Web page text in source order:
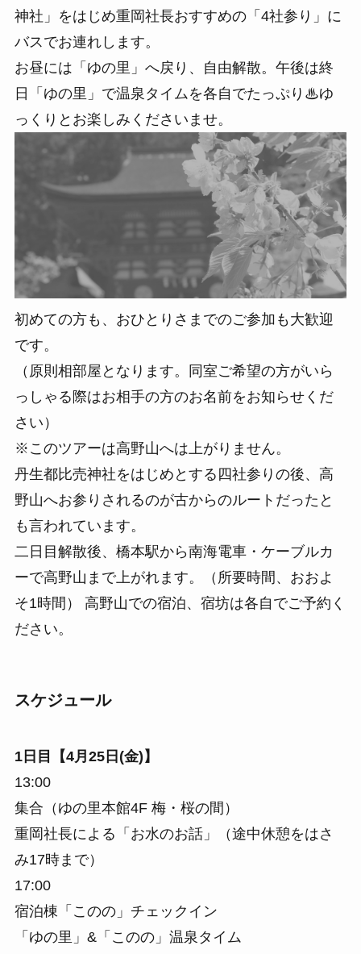
神社」をはじめ重岡社長おすすめの「4社参り」に
バスでお連れします。
お昼には「ゆの里」へ戻り、自由解散。午後は終
日「ゆの里」で温泉タイムを各自でたっぷり♨ゆ
っくりとお楽しみくださいませ。
初めての方も、おひとりさまでのご参加も大歓迎
です。
（原則相部屋となります。同室ご希望の方がいら
っしゃる際はお相手の方のお名前をお知らせくだ
さい）
※このツアーは高野山へは上がりません。
丹生都比売神社をはじめとする四社参りの後、高
野山へお参りされるのが古からのルートだったと
も言われています。
二日目解散後、橋本駅から南海電車・ケーブルカ
ーで高野山まで上がれます。（所要時間、おおよ
そ1時間） 高野山での宿泊、宿坊は各自でご予約く
ださい。
スケジュール
1日目【4月25日(金)】
13:00
集合（ゆの里本館4F 梅・桜の間）
重岡社長による「お水のお話」（途中休憩をはさ
み17時まで）
17:00
宿泊棟「このの」チェックイン
「ゆの里」&「このの」温泉タイム